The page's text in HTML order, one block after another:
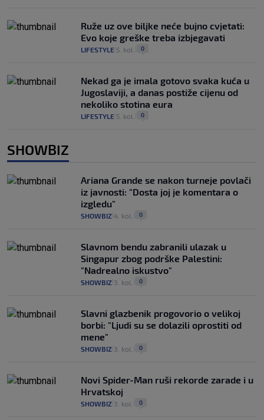
Ruže uz ove biljke neće bujno cvjetati:
Evo koje greške treba izbjegavati
LIFESTYLE 5. kol. 0
Nekad ga je imala gotovo svaka kuća u
Jugoslaviji, a danas postiže cijenu od
nekoliko stotina eura
LIFESTYLE 5. kol. 0
SHOWBIZ
Ariana Grande se nakon turneje povlači
iz javnosti: "Dosta joj je komentara o
izgledu"
SHOWBIZ 4. kol. 0
Slavnom bendu zabranili ulazak u
Singapur zbog podrške Palestini:
"Nadrealno iskustvo"
SHOWBIZ 3. kol. 0
Slavni glazbenik progovorio o velikoj
borbi: "Ljudi su se dolazili oprostiti od
mene"
SHOWBIZ 3. kol. 0
Novi Spider-Man ruši rekorde zarade i u
Hrvatskoj
SHOWBIZ 3. kol. 0